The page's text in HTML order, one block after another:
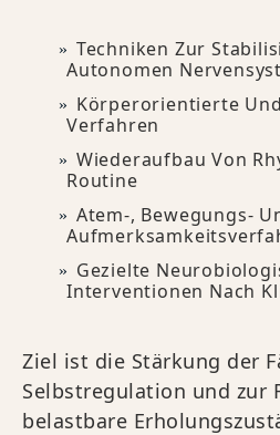
Techniken Zur
Autonomen
Körperorientierte
Verfahren
Wiederaufbau Von
Routine
Atem-, Bewegungs-
Gezielte
Interventionen Nach
Ziel ist die Stärkung der
Selbstregulation und zur
belastbare